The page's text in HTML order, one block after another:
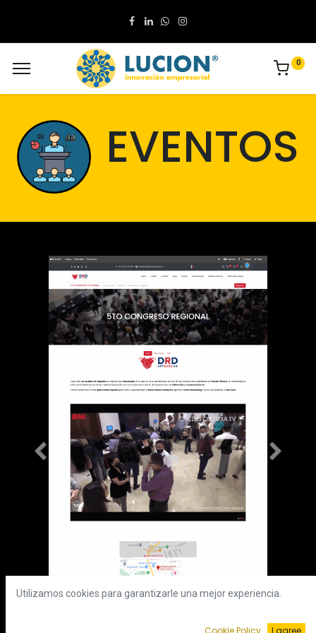
0
EVENTOS
Anterior
Utilizamos cookies para garantizarle una mejor experiencia.
Cookie Policy I agree